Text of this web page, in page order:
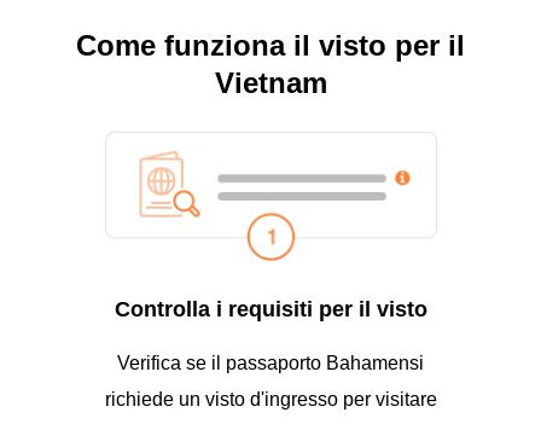
Come funziona il visto per il
Vietnam
Controlla i requisiti per il visto
Verifica se il passaporto Bahamensi
richiede un visto d'ingresso per visitare